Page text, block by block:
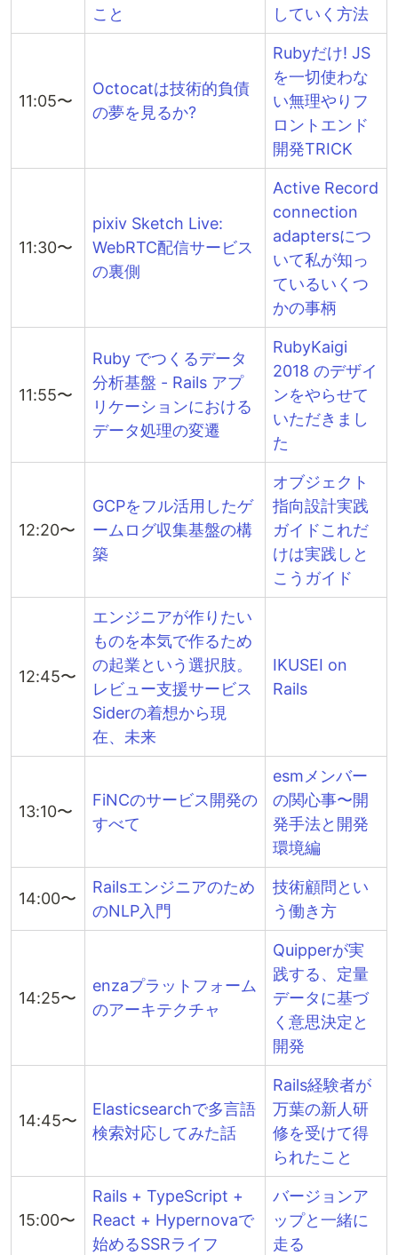
こと
していく方法
11:05〜
Octocatは技術的負債
の夢を見るか?
Rubyだけ! JS
を一切使わな
い無理やりフ
ロントエンド
開発TRICK
11:30〜
pixiv Sketch Live:
WebRTC配信サービス
の裏側
Active Record
connection
adaptersにつ
いて私が知っ
ているいくつ
かの事柄
11:55〜
Ruby でつくるデータ
分析基盤 - Rails アプ
リケーションにおける
データ処理の変遷
RubyKaigi
2018 のデザイ
ンをやらせて
いただきまし
た
12:20〜
GCPをフル活用したゲ
ームログ収集基盤の構
築
オブジェクト
指向設計実践
ガイドこれだ
けは実践しと
こうガイド
12:45〜
エンジニアが作りたい
ものを本気で作るため
の起業という選択肢。
レビュー支援サービス
Siderの着想から現
在、未来
IKUSEI on
Rails
13:10〜
FiNCのサービス開発の
すべて
esmメンバー
の関心事〜開
発手法と開発
環境編
14:00〜
Railsエンジニアのため
のNLP入門
技術顧問とい
う働き方
14:25〜
enzaプラットフォーム
のアーキテクチャ
Quipperが実
践する、定量
データに基づ
く意思決定と
開発
14:45〜
Elasticsearchで多言語
検索対応してみた話
Rails経験者が
万葉の新人研
修を受けて得
られたこと
15:00〜
Rails + TypeScript +
React + Hypernovaで
始めるSSRライフ
バージョンア
ップと一緒に
走る